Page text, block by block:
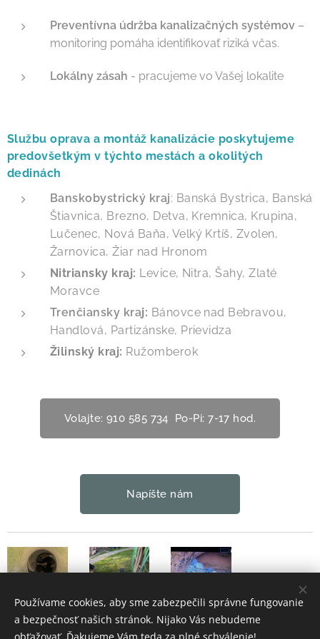
Preventívna údržba kanalizačných systémov –
monitoring pomáha identifikovať riziká včas.
Lokálny zásah - pracujeme vo Vašej lokalite
Službu oprava a montáž kanalizácie poskytujeme
predovšetkým v týchto mestách a okolitých
dedinách
Banskobystrický kraj: Banská Bystrica, Banská
Štiavnica, Brezno, Detva, Kremnica, Krupina,
Lučenec, Nová Baňa, Velký Krtíš, Zvolen,
Žarnovica, Žiar nad Hronom
Nitriansky kraj: Levice, Nitra, Šahy, Zlaté
Moravce
Trenčiansky kraj: Bánovce nad Bebravou,
Handlová, Partizánske, Prievidza
Žilinský kraj: Ružomberok
Volajte: 910 585 734 Po-Pi: 7-17 hod.
Napíšte nám
Používame cookies, aby sme zabezpečili správne fungovanie
a bezpečnosť našich stránok. Nijako Vás nebudeme